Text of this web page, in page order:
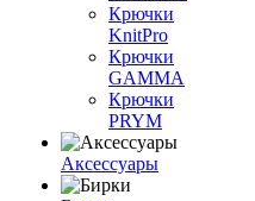
Крючки
KnitPro
Крючки
GAMMA
Крючки
PRYM
Аксессуары